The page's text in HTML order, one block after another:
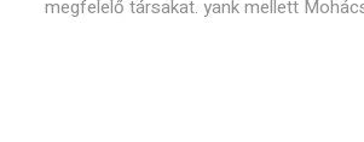
megfelelő társakat. yank mellett